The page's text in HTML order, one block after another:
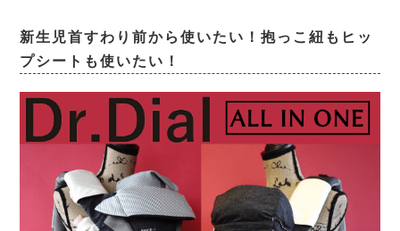
新生児首すわり前から使いたい！抱っこ紐もヒッ
プシートも使いたい！